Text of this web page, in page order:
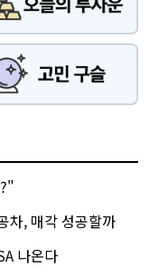
, 매각 성공할까
나온다